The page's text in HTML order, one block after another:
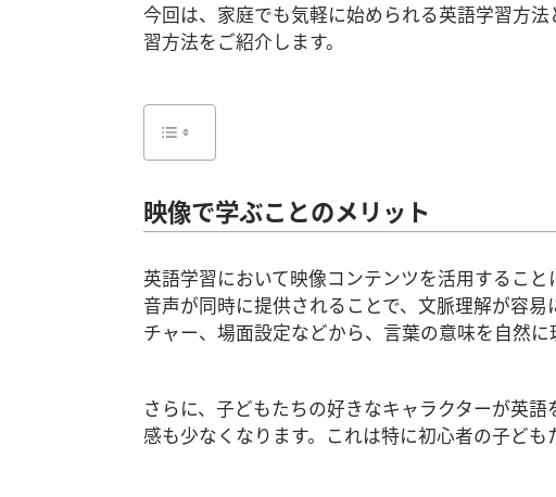
今回は、家庭でも気軽に始められる英語学習方
習方法をご紹介します。
映像で学ぶことのメリット
英語学習において映像コンテンツを活用するこ
音声が同時に提供されることで、文脈理解が容
チャー、場面設定などから、言葉の意味を自然に
さらに、子どもたちの好きなキャラクターが英
感も少なくなります。これは特に初心者の子ども